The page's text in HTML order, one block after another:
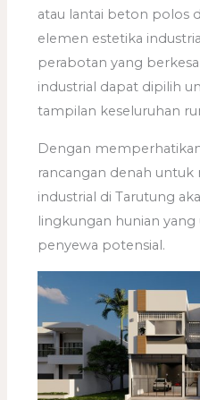
atau lantai beton polos
elemen estetika
perabotan yang
industrial dapat dipilih
tampilan keseluruhan
Dengan
rancangan denah untuk
industrial di Tarutung
lingkungan hunian
penyewa potensial.